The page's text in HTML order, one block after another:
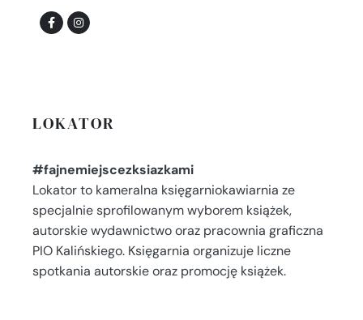
LOKATOR
#fajnemiejscezksiazkami
Lokator to kameralna księgarniokawiarnia ze
specjalnie sprofilowanym wyborem książek,
autorskie wydawnictwo oraz pracownia graficzna
PIO Kalińskiego. Księgarnia organizuje liczne
spotkania autorskie oraz promocję książek.